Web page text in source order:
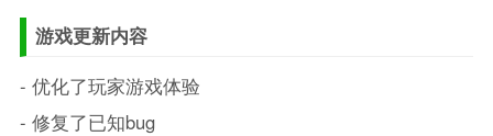
游戏更新内容
- 优化了玩家游戏体验
- 修复了已知bug